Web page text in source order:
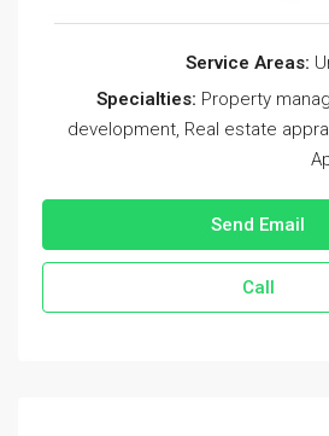
Service Areas:
Specialties: Property
development, Real estate
Send Email
Call